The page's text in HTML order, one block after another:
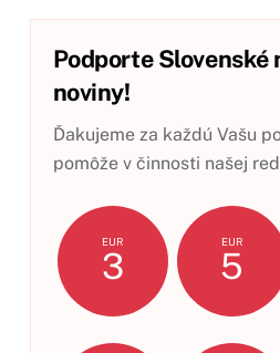
Podporte Slovenské
noviny!
Ďakujeme za každú Vašu
pomôže v činnosti našej
EUR
3
EUR
5